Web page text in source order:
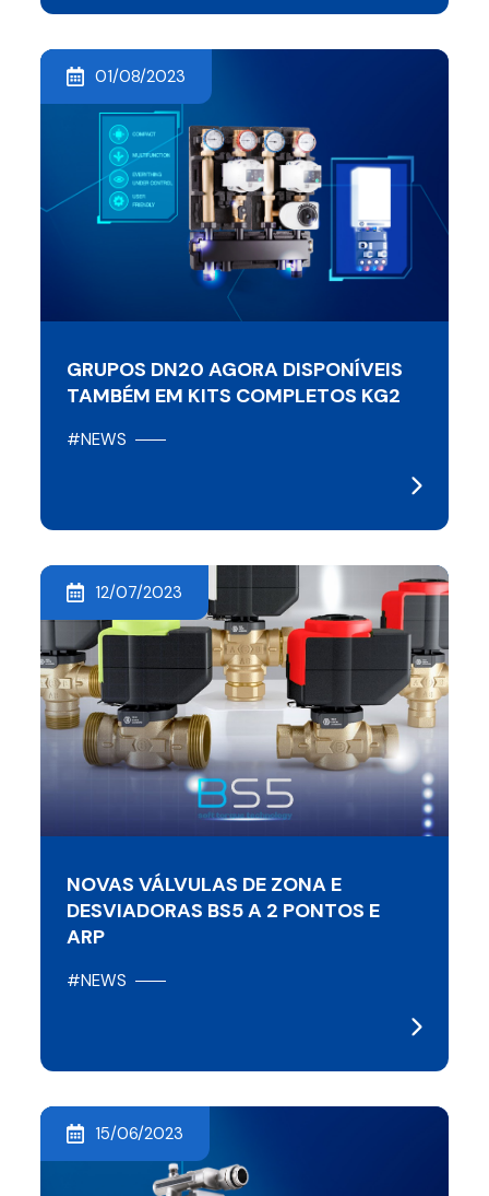
01/08/2023
GRUPOS DN20 AGORA DISPONÍVEIS
TAMBÉM EM KITS COMPLETOS KG2
#NEWS
12/07/2023
NOVAS VÁLVULAS DE ZONA E
DESVIADORAS BS5 A 2 PONTOS E
ARP
#NEWS
15/06/2023